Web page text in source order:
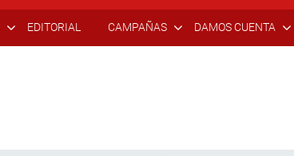
EDITORIAL CAMPAÑAS DAMOS CUENTA